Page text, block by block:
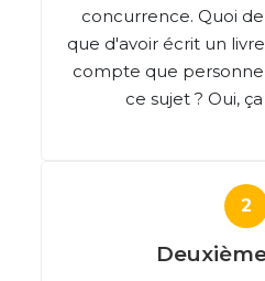
concurrence. Quoi
que d'avoir écrit un
compte que
ce sujet ? Oui,